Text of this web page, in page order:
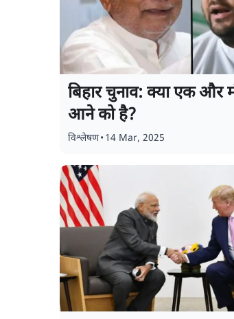
बिहार चुनाव: क्या एक और
आने को है?
विश्लेषण• 14 Mar, 2025